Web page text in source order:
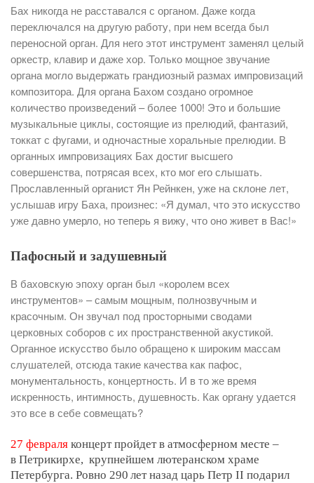
Бах никогда не расставался с органом. Даже когда
переключался на другую работу, при нем всегда был
переносной орган. Для него этот инструмент заменял целый
оркестр, клавир и даже хор. Только мощное звучание
органа могло выдержать грандиозный размах импровизаций
композитора. Для органа Бахом создано огромное
количество произведений – более 1000! Это и большие
музыкальные циклы, состоящие из прелюдий, фантазий,
токкат с фугами, и одночастные хоральные прелюдии. В
органных импровизациях Бах достиг высшего
совершенства, потрясая всех, кто мог его слышать.
Прославленный органист Ян Рейнкен, уже на склоне лет,
услышав игру Баха, произнес: «Я думал, что это искусство
уже давно умерло, но теперь я вижу, что оно живет в Вас!»
Пафосный и задушевный
В баховскую эпоху орган был «королем всех
инструментов» – самым мощным, полнозвучным и
красочным. Он звучал под просторными сводами
церковных соборов с их пространственной акустикой.
Органное искусство было обращено к широким массам
слушателей, отсюда такие качества как пафос,
монументальность, концертность. И в то же время
искренность, интимность, душевность. Как органу удается
это все в себе совмещать?
27 февраля концерт пройдет в атмосферном месте –
в Петрикирхе, крупнейшем лютеранском храме
Петербурга. Ровно 290 лет назад царь Петр II подарил